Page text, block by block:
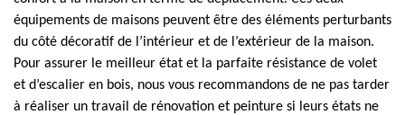
équipements de maisons peuvent être des éléments perturbants
du côté décoratif de l’intérieur et de l’extérieur de la maison.
Pour assurer le meilleur état et la parfaite résistance de volet
et d’escalier en bois, nous vous recommandons de ne pas tarder
à réaliser un travail de rénovation et peinture si leurs états ne